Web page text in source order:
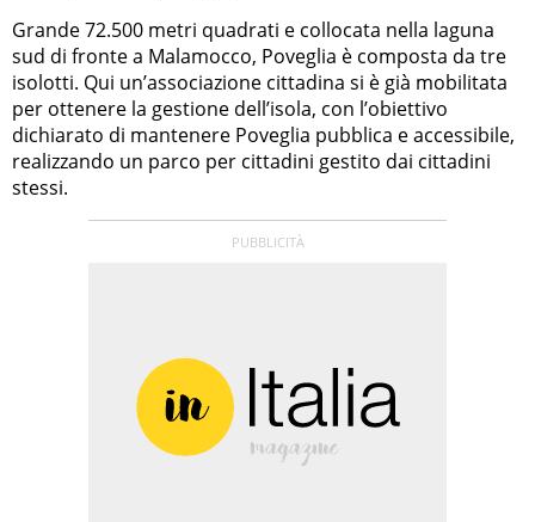
Grande 72.500 metri quadrati e collocata nella laguna
sud di fronte a Malamocco, Poveglia è composta da tre
isolotti. Qui un’associazione cittadina si è già mobilitata
per ottenere la gestione dell’isola, con l’obiettivo
dichiarato di mantenere Poveglia pubblica e accessibile,
realizzando un parco per cittadini gestito dai cittadini
stessi.